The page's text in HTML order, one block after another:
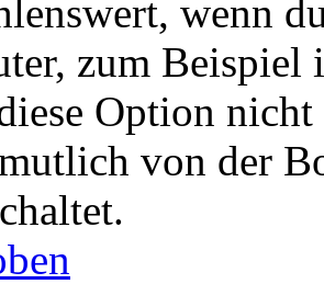
wenn
zum Beispiel
Option
von der